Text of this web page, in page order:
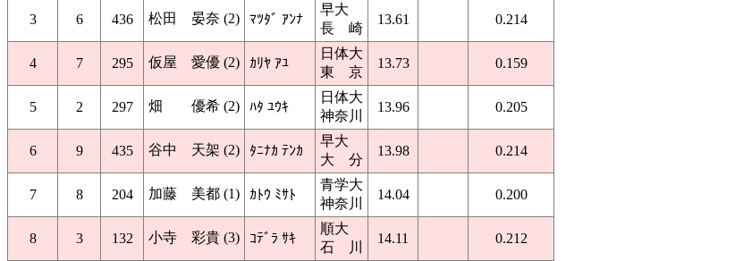
3 6 436 松田 晏奈 (2) ﾏﾂﾀﾞ ｱﾝﾅ
早大
長 崎
13.61 0.214
4 7 295 仮屋 愛優 (2) ｶﾘﾔ ｱﾕ
日体大
東 京
13.73 0.159
5 2 297 畑 優希 (2) ﾊﾀ ﾕｳｷ
日体大
神奈川
13.96 0.205
6 9 435 谷中 天架 (2) ﾀﾆﾅｶ ﾃﾝｶ
早大
大 分
13.98 0.214
7 8 204 加藤 美都 (1) ｶﾄｳ ﾐｻﾄ
青学大
神奈川
14.04 0.200
8 3 132 小寺 彩貴 (3) ｺﾃﾞﾗ ｻｷ
順大
石 川
14.11 0.212